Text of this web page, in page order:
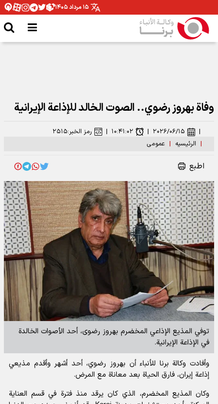
۱۵ مرداد ۱۴۰۵
وفاة بهروز رضوي.. الصوت الخالد للإذاعة الإيرانية
| الرئیسیه | عمومی
| ۲۰۲۶/۰۶/۱۵ | ۱۰:۴۱:۰۲ | رمز الخبر:۲۵۱۵
اطبع
توفي المذيع الإذاعي المخضرم بهروز رضوی، أحد الأصوات الخالدة
في الإذاعة الإيرانية.
وأفادت وكالة برنا للأنباءأن بهروز رضوي، أحد أشهر وأقدم مذيعي
إذاعة إيران، فارق الحياة بعد معاناة مع المرض.
وكان المذيع المخضرم، الذي كان يرقد منذ فترة في قسم العناية